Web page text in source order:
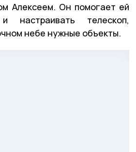
Алексеем. Он помогает ей
и настраивать телескоп,
небе нужные объекты.